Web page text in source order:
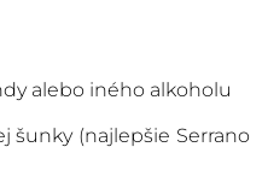
alebo iného alkoholu
šunky (najlepšie Serrano